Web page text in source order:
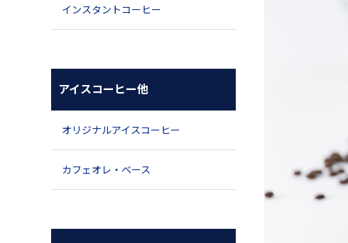
インスタントコーヒー
アイスコーヒー他
オリジナルアイスコーヒー
カフェオレ・ベース